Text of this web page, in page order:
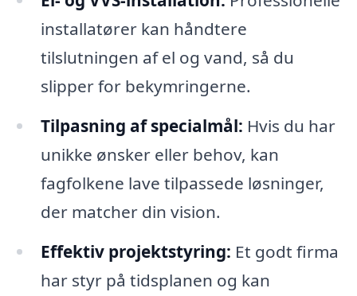
installatører kan håndtere
tilslutningen af el og vand, så du
slipper for bekymringerne.
Tilpasning af specialmål: Hvis du har
unikke ønsker eller behov, kan
fagfolkene lave tilpassede løsninger,
der matcher din vision.
Effektiv projektstyring: Et godt firma
har styr på tidsplanen og kan